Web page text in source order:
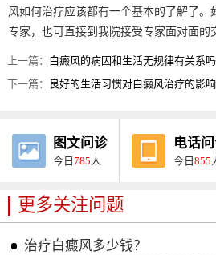
风如何治疗应该都有一个基本的了解了。
专家，也可直接到我院接受专家面对面的
上一篇： 白癜风的病因和生活无规律有关系吗
下一篇：
良好的生活习惯对白癜风治疗的影响
图文问诊
今日785 人
电话
今日855
更多关注问题
治疗白癜风多少钱？